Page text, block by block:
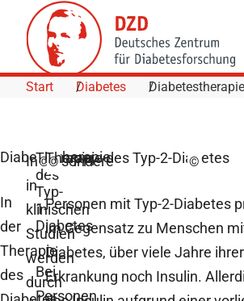
Skip to Content
Start Diabetes Diabetestherapie
Diabetestherapie
In
der
Therapie
des
Insbesondere
in
klinischen
Studien
werden
durch
©©
Therapie
des
Typ-
1-
Diabetes
Bei
Personen
©
Therapie des Typ-2-Diabetes
Personen mit Typ-2-Diabetes
im Gegensatz zu Menschen
Diabetes, über viele Jahre ihrer
Erkrankung noch Insulin.